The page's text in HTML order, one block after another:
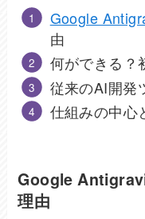
Google
由
何ができる？
従来のAI開発
仕組みの中心
Google
理由